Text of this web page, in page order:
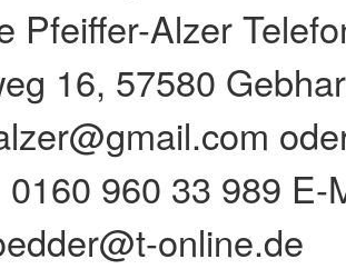
Pfeiffer-Alzer
16, 57580
0160 960 33 989 E-
online.de